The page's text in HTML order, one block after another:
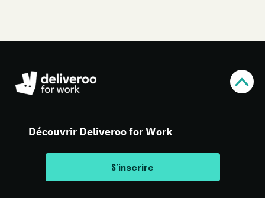
Découvrir Deliveroo for Work
S’inscrire